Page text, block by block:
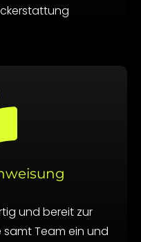
und bereit zur
samt Team ein und